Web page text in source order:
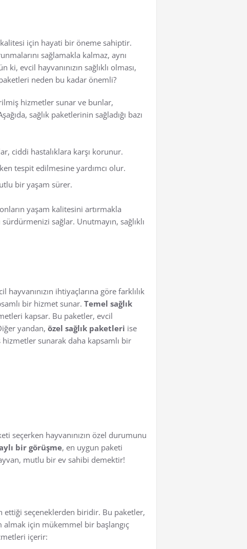
için hayati bir öneme sahiptir.
sağlamakla kalmaz, aynı
ki, evcil hayvanınızın sağlıklı olması,
neden bu kadar önemli?
hizmetler sunar ve bunlar,
sağlık paketlerinin sağladığı bazı
ciddi hastalıklara karşı korunur.
tespit edilmesine yardımcı olur.
bir yaşam sürer.
yaşam kalitesini artırmakla
sağlar. Unutmayın, sağlıklı
ihtiyaçlarına göre farklılık
bir hizmet sunar. Temel sağlık
kapsar. Bu paketler, evcil
yandan, özel sağlık paketleri ise
sunarak daha kapsamlı bir
seçerken hayvanınızın özel durumunu
bir görüşme, en uygun paketi
mutlu bir ev sahibi demektir!
ettiği seçeneklerden biridir. Bu paketler,
almak için mükemmel bir başlangıç
içerir: